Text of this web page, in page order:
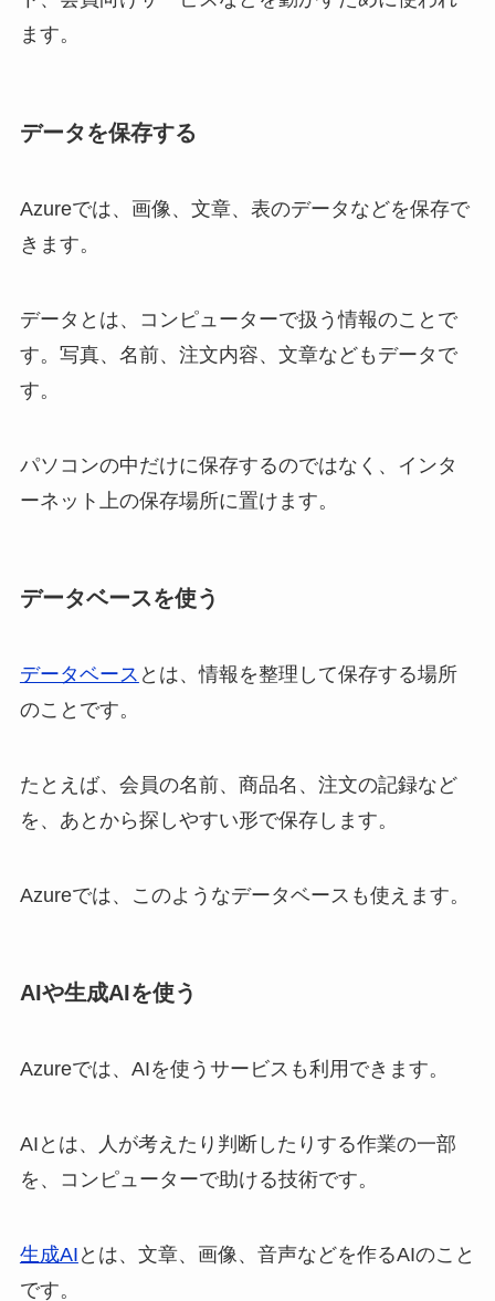
ます。
データを保存する
Azureでは、画像、文章、表のデータなどを保存で
きます。
データとは、コンピューターで扱う情報のことで
す。写真、名前、注文内容、文章などもデータで
す。
パソコンの中だけに保存するのではなく、インタ
ーネット上の保存場所に置けます。
データベースを使う
データベース とは、情報を整理して保存する場所
のことです。
たとえば、会員の名前、商品名、注文の記録など
を、あとから探しやすい形で保存します。
Azureでは、このようなデータベースも使えます。
AIや生成AIを使う
Azureでは、AIを使うサービスも利用できます。
AIとは、人が考えたり判断したりする作業の一部
を、コンピューターで助ける技術です。
生成AI とは、文章、画像、音声などを作るAIのこと
です。